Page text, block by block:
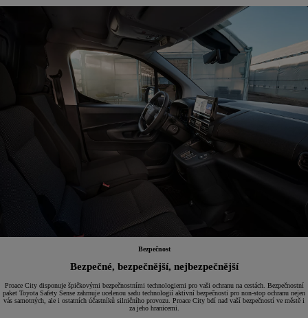
Bezpečnost
Bezpečné, bezpečnější, nejbezpečnější
Proace City disponuje špičkovými bezpečnostními technologiemi pro vaši ochranu na cestách. Bezpečnostní
paket Toyota Safety Sense zahrnuje ucelenou sadu technologií aktivní bezpečnosti pro non-stop ochranu nejen
vás samotných, ale i ostatních účastníků silničního provozu. Proace City bdí nad vaší bezpečností ve městě i
za jeho hranicemi.